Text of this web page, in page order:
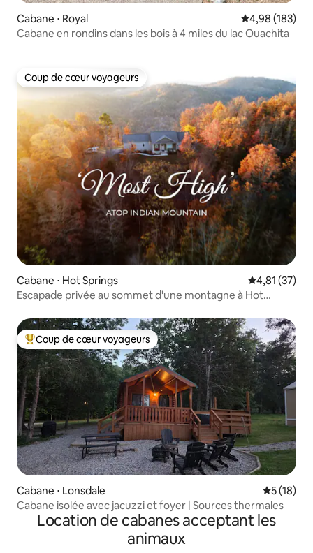
Cabane ⋅ Royal Évaluation
4,98 (183)
Cabane en rondins dans les bois à 4 miles du lac Ouachita
Coup de cœur voyageurs
Coup de cœur voyageurs
Cabane ⋅ Hot Springs Évaluation
4,81 (37)
Escapade privée au sommet d'une montagne à Hot
Coups de cœur voyageurs les plus appréciés
Coup de cœur voyageurs
Cabane ⋅ Lonsdale
5 (18)
Cabane isolée avec jacuzzi et foyer | Sources thermales
Location de cabanes acceptant les
animaux